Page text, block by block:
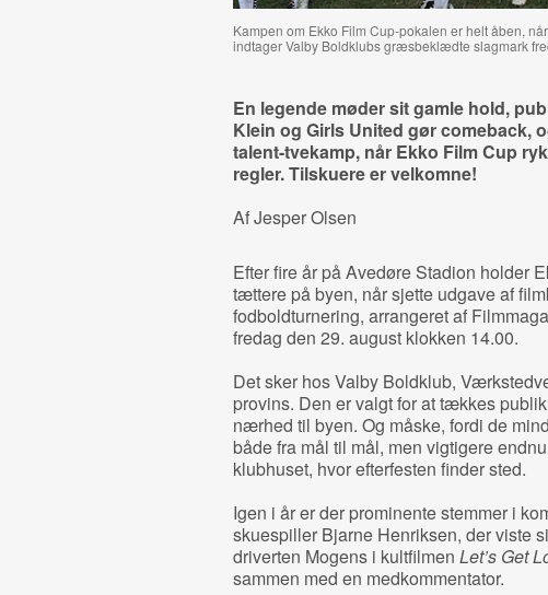
Kampen om Ekko Film Cup-pokalen er helt åben,
indtager Valby Boldklubs græsbeklædte slagmark
En legende møder sit gamle hold,
Klein og Girls United gør comeback,
talent-tvekamp, når Ekko Film Cup
regler. Tilskuere er velkomne!
Af Jesper Olsen
Efter fire år på Avedøre Stadion holder
tættere på byen, når sjette udgave af
fodboldturnering, arrangeret af
fredag den 29. august klokken 14.00.
Det sker hos Valby Boldklub,
provins. Den er valgt for at tækkes
nærhed til byen. Og måske, fordi de
både fra mål til mål, men vigtigere
klubhuset, hvor efterfesten finder sted.
Igen i år er der prominente stemmer i
skuespiller Bjarne Henriksen, der viste
driverten Mogens i kultfilmen Let’s Get
sammen med en medkommentator.